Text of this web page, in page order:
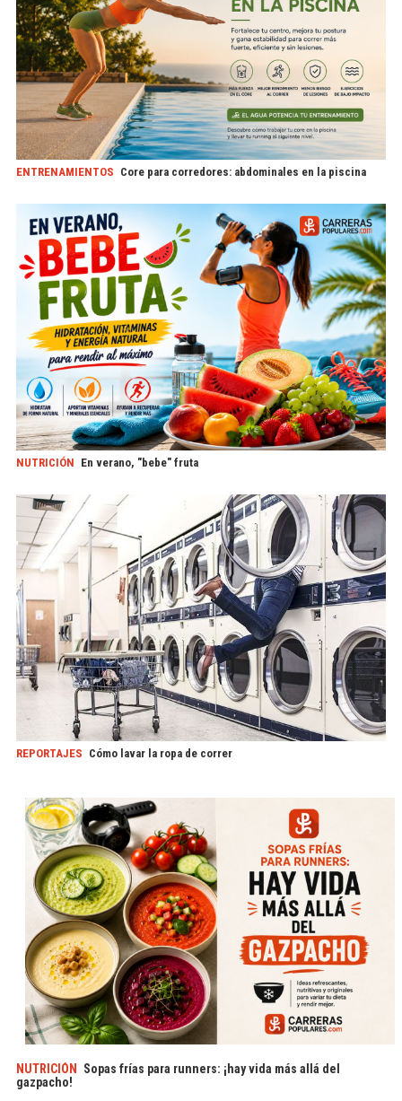
ENTRENAMIENTOS Core para corredores: abdominales en la piscina
NUTRICIÓN En verano, "bebe" fruta
REPORTAJES Cómo lavar la ropa de correr
NUTRICIÓN Sopas frías para runners: ¡hay vida más allá del
gazpacho!